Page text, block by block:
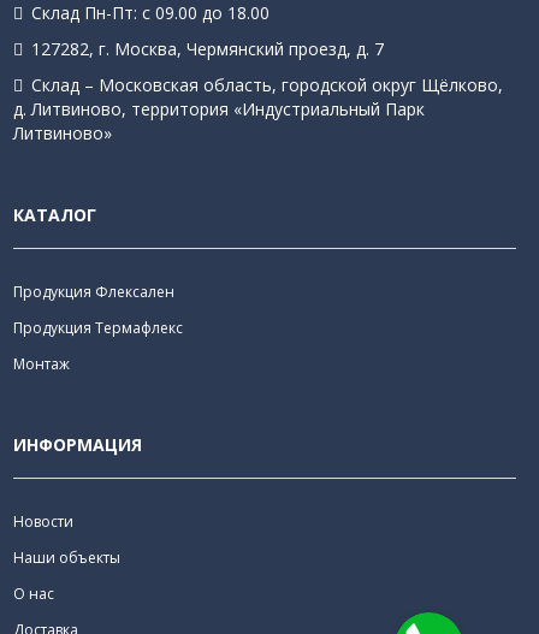
Склад Пн-Пт: с 09.00 до 18.00
127282, г. Москва, Чермянский проезд, д. 7
Склад – Московская область, городской округ Щёлково,
д. Литвиново, территория «Индустриальный Парк
Литвиново»
КАТАЛОГ
Продукция Флексален
Продукция Термафлекс
Монтаж
ИНФОРМАЦИЯ
Новости
Наши объекты
О нас
Доставка